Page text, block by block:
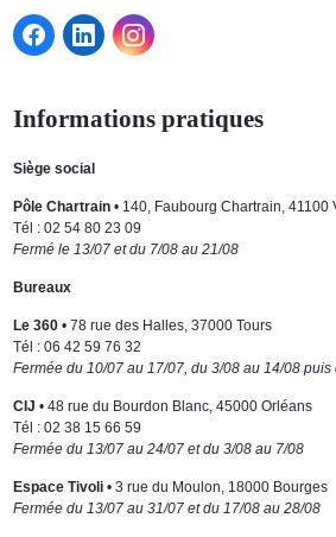
Informations pratiques
Siège social
Pôle Chartrain• 140, Faubourg Chartrain, 41100
Tél : 02 54 80 23 09
Fermé le 13/07 et du 7/08 au 21/08
Bureaux
Le 360• 78 rue des Halles, 37000 Tours
Tél : 06 42 59 76 32
Fermée du 10/07 au 17/07, du 3/08 au 14/08
CIJ • 48 rue du Bourdon Blanc, 45000 Orléans
Tél : 02 38 15 66 59
Fermée du 13/07 au 24/07 et du 3/08 au 7/08
Espace Tivoli• 3 rue du Moulon, 18000 Bourges
Fermée du 13/07 au 31/07 et du 17/08 au 28/08